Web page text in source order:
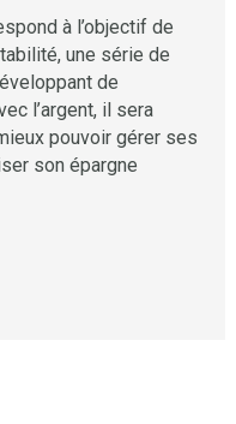
à l’objectif de
une série de
de
l’argent, il sera
pouvoir gérer ses
son épargne